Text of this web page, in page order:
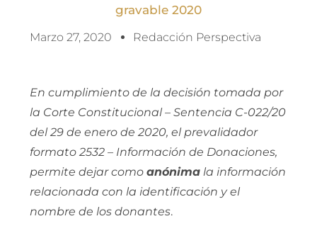
gravable 2020
Marzo 27, 2020 Redacción Perspectiva
En cumplimiento de la decisión tomada por
la Corte Constitucional – Sentencia C-022/20
del 29 de enero de 2020, el prevalidador
formato 2532 – Información de Donaciones,
permite dejar como anónima la información
relacionada con la identificación y el
nombre de los donantes.